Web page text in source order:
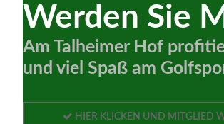
Werden Sie
Am Talheimer Hof
und viel Spaß am
HIER KLICKEN UND MITGLIED